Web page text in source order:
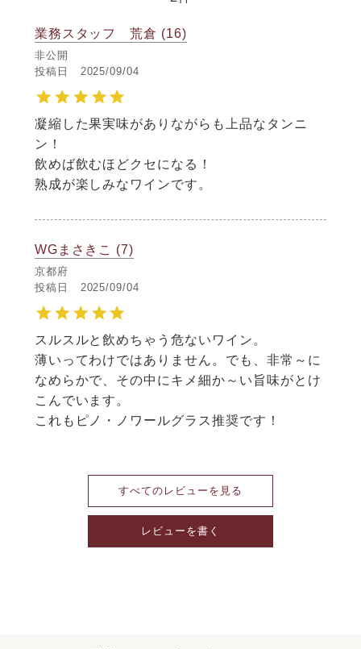
業務スタッフ 荒倉 16
非公開
投稿日
2025/09/04
凝縮した果実味がありながらも上品なタンニ
ン！
飲めば飲むほどクセになる！
熟成が楽しみなワインです。
WGまさきこ 7
京都府
投稿日
2025/09/04
スルスルと飲めちゃう危ないワイン。
薄いってわけではありません。でも、非常～に
なめらかで、その中にキメ細か～い旨味がとけ
こんでいます。
これもピノ・ノワールグラス推奨です！
すべてのレビューを見る
レビューを書く